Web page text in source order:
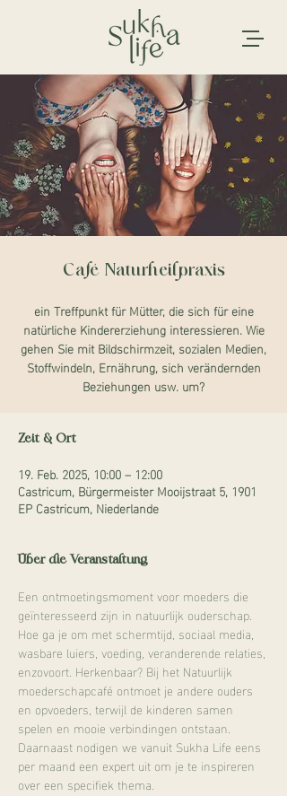
Café Naturheilpraxis
ein Treffpunkt für Mütter, die sich für eine
natürliche Kindererziehung interessieren. Wie
gehen Sie mit Bildschirmzeit, sozialen Medien,
Stoffwindeln, Ernährung, sich verändernden
Beziehungen usw. um?
Zeit & Ort
19. Feb. 2025, 10:00 – 12:00
Castricum, Bürgermeister Mooijstraat 5, 1901
EP Castricum, Niederlande
Über die Veranstaltung
Een ontmoetingsmoment voor moeders die
geïnteresseerd zijn in natuurlijk ouderschap.
Hoe ga je om met schermtijd, sociaal media,
wasbare luiers, voeding, veranderende relaties,
enzovoort. Herkenbaar? Bij het Natuurlijk
moederschapcafé ontmoet je andere ouders
en opvoeders, terwijl de kinderen samen
spelen en mooie verbindingen ontstaan.
Daarnaast nodigen we vanuit Sukha Life eens
per maand een expert uit om je te inspireren
over een specifiek thema.